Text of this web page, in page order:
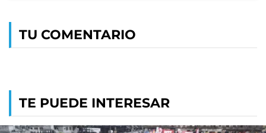
TU COMENTARIO
TE PUEDE INTERESAR